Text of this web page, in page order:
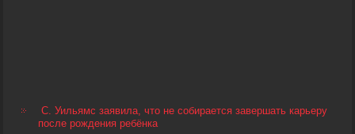
С. Уильямс заявила, что не собирается завершать карьеру
после рождения ребёнка